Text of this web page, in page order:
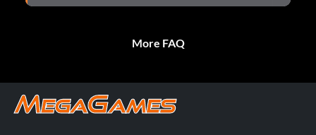
More FAQ